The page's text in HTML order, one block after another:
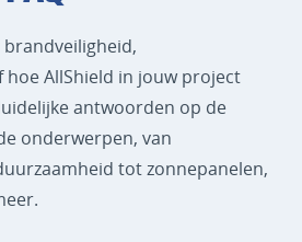
hoe AllShield in jouw project
antwoorden op de
onderwerpen, van
tot zonnepanelen,